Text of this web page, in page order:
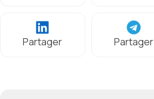
Partager Partager